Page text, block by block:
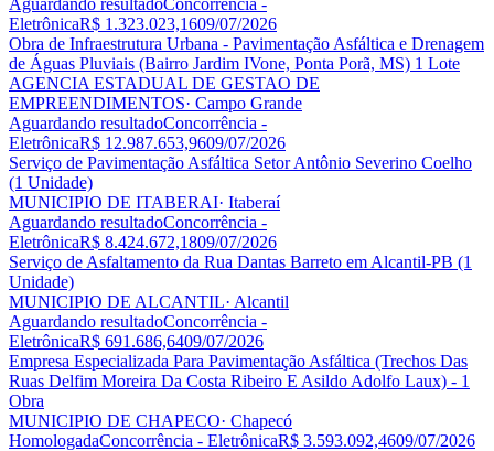
Aguardando resultadoConcorrência -
EletrônicaR$ 1.323.023,1609/07/2026
Obra de Infraestrutura Urbana - Pavimentação Asfáltica e Drenagem
de Águas Pluviais (Bairro Jardim IVone, Ponta Porã, MS) 1 Lote
AGENCIA ESTADUAL DE GESTAO DE
EMPREENDIMENTOS· Campo Grande
Aguardando resultadoConcorrência -
EletrônicaR$ 12.987.653,9609/07/2026
Serviço de Pavimentação Asfáltica Setor Antônio Severino Coelho
(1 Unidade)
MUNICIPIO DE ITABERAI· Itaberaí
Aguardando resultadoConcorrência -
EletrônicaR$ 8.424.672,1809/07/2026
Serviço de Asfaltamento da Rua Dantas Barreto em Alcantil-PB (1
Unidade)
MUNICIPIO DE ALCANTIL· Alcantil
Aguardando resultadoConcorrência -
EletrônicaR$ 691.686,6409/07/2026
Empresa Especializada Para Pavimentação Asfáltica (Trechos Das
Ruas Delfim Moreira Da Costa Ribeiro E Asildo Adolfo Laux) - 1
Obra
MUNICIPIO DE CHAPECO· Chapecó
HomologadaConcorrência - EletrônicaR$ 3.593.092,4609/07/2026